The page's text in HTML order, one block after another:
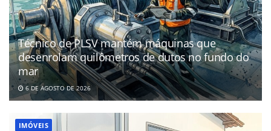
Técnico de PLSV mantém máquinas que
desenrolam quilômetros de dutos no fundo do
mar
6 DE AGOSTO DE 2026
IMÓVEIS